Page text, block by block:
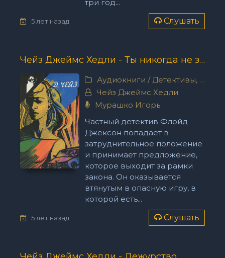
три год...
5 лет назад Слушать
Чейз Джеймс Хедли - Ты никогда не знал женщин
Аудиокниги / Детективы, триллеры
Чейз Джеймс Хедли
Мурашко Игорь
Частный детектив Флойд
Джексон попадает в
затруднительное положение
и принимает предложение,
которое выходит за рамки
закона. Он оказывается
втянутым в опасную игру, в
которой есть...
5 лет назад Слушать